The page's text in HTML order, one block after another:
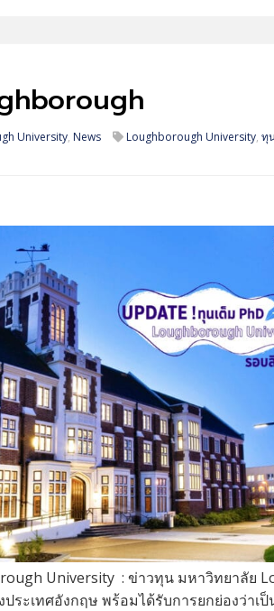
University, News Loughborough University, ทุ
University : ข่าวทุน มหาวิทยาลัย
ระเทศอังกฤษ พร้อมได้รับการยกย่องว่าเ